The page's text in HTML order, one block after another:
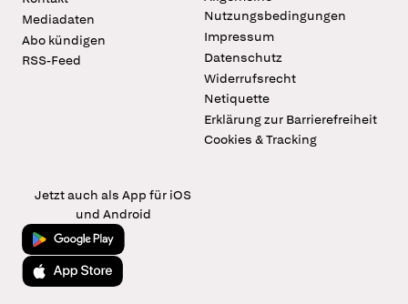
Mediadaten
Abo kündigen
RSS-Feed
Nutzungsbedingungen
Impressum
Datenschutz
Widerrufsrecht
Netiquette
Erklärung zur Barrierefreiheit
Cookies & Tracking
Jetzt auch als App für iOS
und Android
Jetzt bei Google Play
Laden im App Store